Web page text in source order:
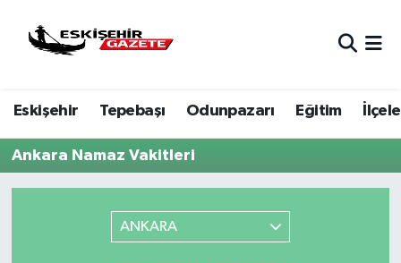
Eskişehir Tepebaşı Odunpazarı Eğitim
Ankara Namaz Vakitleri
ANKARA
Hava Durumu
Eskişehir Namaz Vakitleri